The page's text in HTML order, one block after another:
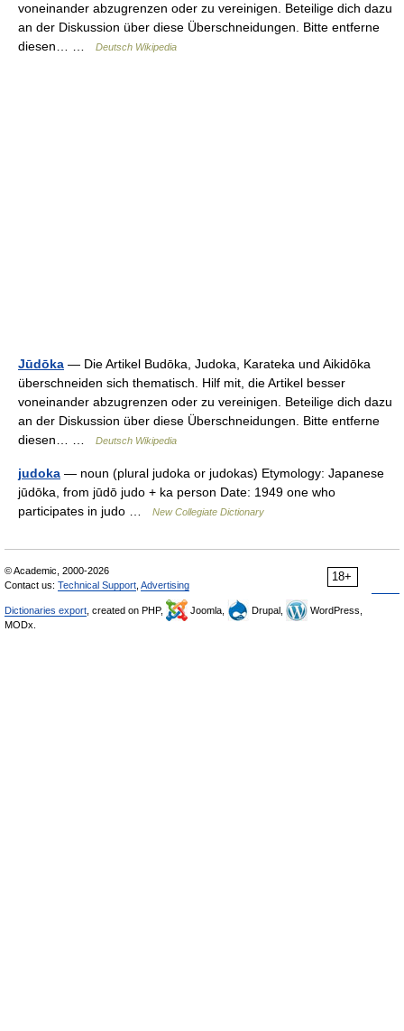
voneinander abzugrenzen oder zu vereinigen. Beteilige dich dazu
an der Diskussion über diese Überschneidungen. Bitte entferne
diesen… …
Deutsch Wikipedia
Jūdōka — Die Artikel Budōka, Judoka, Karateka und Aikidōka
überschneiden sich thematisch. Hilf mit, die Artikel besser
voneinander abzugrenzen oder zu vereinigen. Beteilige dich dazu
an der Diskussion über diese Überschneidungen. Bitte entferne
diesen… …
Deutsch Wikipedia
judoka — noun (plural judoka or judokas) Etymology: Japanese
jūdōka, from jūdō judo + ka person Date: 1949 one who
participates in judo …
New Collegiate Dictionary
18+
© Academic, 2000-2026
Contact us: Technical Support Advertising
Dictionaries export , created on PHP, Joomla, Drupal,
WordPress,
MODx.